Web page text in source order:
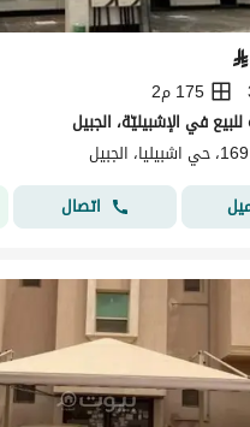
⃁
175 م2
في الإشبيليّة، الجبيل
اتصال